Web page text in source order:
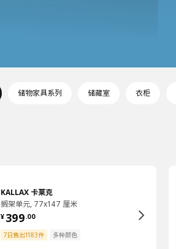
储物家具系列 储藏室 衣柜
KALLAX 卡莱克
搁架单元, 77x147 厘米
¥ 399.00
7日售出1183件
多种颜色